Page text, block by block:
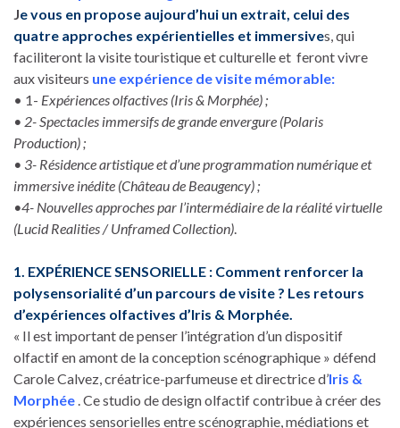
Je vous en propose aujourd’hui un extrait, celui des
quatre approches expérientielles et immersives, qui
faciliteront la visite touristique et culturelle et feront vivre
aux visiteurs une expérience de visite mémorable:
• 1- Expériences olfactives (Iris & Morphée) ;
• 2- Spectacles immersifs de grande envergure (Polaris
Production) ;
• 3- Résidence artistique et d’une programmation numérique et
immersive inédite (Château de Beaugency) ;
•4- Nouvelles approches par l’intermédiaire de la réalité virtuelle
(Lucid Realities / Unframed Collection).
1. EXPÉRIENCE SENSORIELLE : Comment renforcer la
polysensorialité d’un parcours de visite ? Les retours
d’expériences olfactives d’Iris & Morphée.
« Il est important de penser l’intégration d’un dispositif
olfactif en amont de la conception scénographique » défend
Carole Calvez, créatrice-parfumeuse et directrice d’Iris &
Morphée . Ce studio de design olfactif contribue à créer des
expériences sensorielles entre scénographie, médiations et